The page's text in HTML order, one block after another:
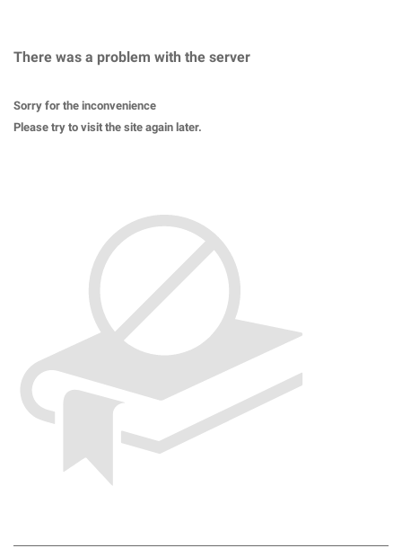
There was a problem with the server
Sorry for the inconvenience
Please try to visit the site again later.